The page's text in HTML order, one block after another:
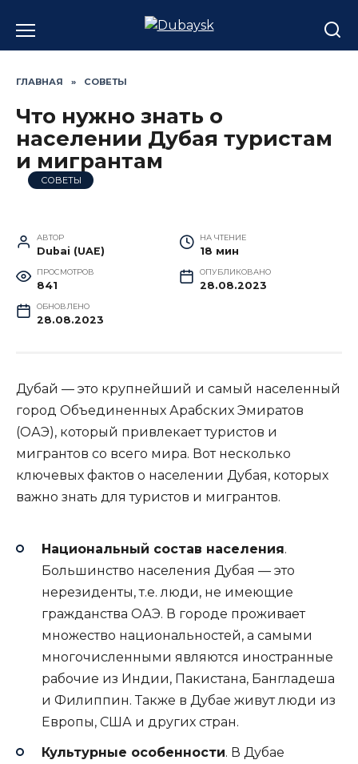
содержанию
ГЛАВНАЯ » СОВЕТЫ
Что нужно знать о
населении Дубая туристам
и мигрантам
СОВЕТЫ
АВТОР
Dubai (UAE)
НА ЧТЕНИЕ
18 мин
ПРОСМОТРОВ
841
ОПУБЛИКОВАНО
28.08.2023
ОБНОВЛЕНО
28.08.2023
Дубай — это крупнейший и самый населенный
город Объединенных Арабских Эмиратов
(ОАЭ), который привлекает туристов и
мигрантов со всего мира. Вот несколько
ключевых фактов о населении Дубая, которых
важно знать для туристов и мигрантов.
Национальный состав населения.
Большинство населения Дубая — это
нерезиденты, т.е. люди, не имеющие
гражданства ОАЭ. В городе проживает
множество национальностей, а самыми
многочисленными являются иностранные
рабочие из Индии, Пакистана, Бангладеша
и Филиппин. Также в Дубае живут люди из
Европы, США и других стран.
Культурные особенности. В Дубае